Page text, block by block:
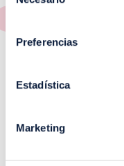
Preferencias
Estadística
Marketing
de Puerto
restaurantes de